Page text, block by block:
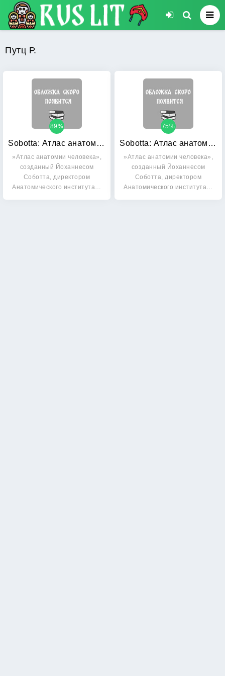
Путц Р.
Sobotta: Атлас анатомии человека. В 2-х томах. Том 2: Туловище. Внутренние органы. Нижняя конечность. + брошюра
89%
»Атлас анатомии человека»,
созданный Йоханнесом
Соботта, директором
Анатомического института…
Sobotta: Атлас анатомии человека. В 2-х томах. Том 1: Голова. Шея. Верхняя конечность
75%
»Атлас анатомии человека»,
созданный Йоханнесом
Соботта, директором
Анатомического института…